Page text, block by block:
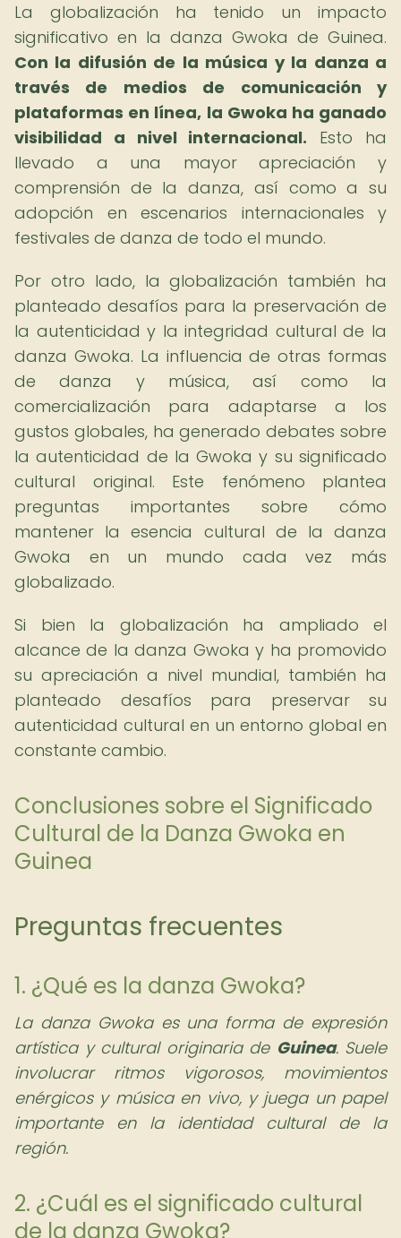
La globalización ha tenido un impacto
significativo en la danza Gwoka de Guinea.
Con la difusión de la música y la danza a
través de medios de comunicación y
plataformas en línea, la Gwoka ha ganado
visibilidad a nivel internacional. Esto ha
llevado a una mayor apreciación y
comprensión de la danza, así como a su
adopción en escenarios internacionales y
festivales de danza de todo el mundo.
Por otro lado, la globalización también ha
planteado desafíos para la preservación de
la autenticidad y la integridad cultural de la
danza Gwoka. La influencia de otras formas
de danza y música, así como la
comercialización para adaptarse a los
gustos globales, ha generado debates sobre
la autenticidad de la Gwoka y su significado
cultural original. Este fenómeno plantea
preguntas importantes sobre cómo
mantener la esencia cultural de la danza
Gwoka en un mundo cada vez más
globalizado.
Si bien la globalización ha ampliado el
alcance de la danza Gwoka y ha promovido
su apreciación a nivel mundial, también ha
planteado desafíos para preservar su
autenticidad cultural en un entorno global en
constante cambio.
Conclusiones sobre el Significado
Cultural de la Danza Gwoka en
Guinea
Preguntas frecuentes
1. ¿Qué es la danza Gwoka?
La danza Gwoka es una forma de expresión
artística y cultural originaria de Guinea. Suele
involucrar ritmos vigorosos, movimientos
enérgicos y música en vivo, y juega un papel
importante en la identidad cultural de la
región.
2. ¿Cuál es el significado cultural
de la danza Gwoka?